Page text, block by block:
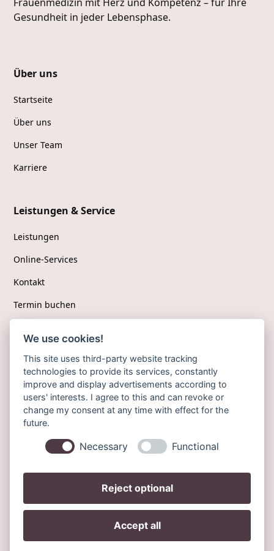
Gesundheit in jeder Lebensphase.
Über uns
Startseite
Über uns
Unser Team
Karriere
Leistungen & Service
Leistungen
Online-Services
Kontakt
Termin buchen
Facebook
Instagram
Jameda
Datenschutz
Impressum
We use cookies!
This site uses third-party website tracking
technologies to provide its services, constantly
improve and display advertisements according to
users' interests. I agree to this and can revoke or
change my consent at any time with effect for the
future.
Necessary Functional
Reject optional
Accept all